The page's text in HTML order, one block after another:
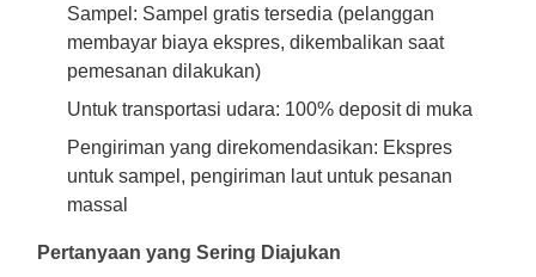
Sampel: Sampel gratis tersedia (pelanggan
membayar biaya ekspres, dikembalikan saat
pemesanan dilakukan)
Untuk transportasi udara: 100% deposit di muka
Pengiriman yang direkomendasikan: Ekspres
untuk sampel, pengiriman laut untuk pesanan
massal
Pertanyaan yang Sering Diajukan